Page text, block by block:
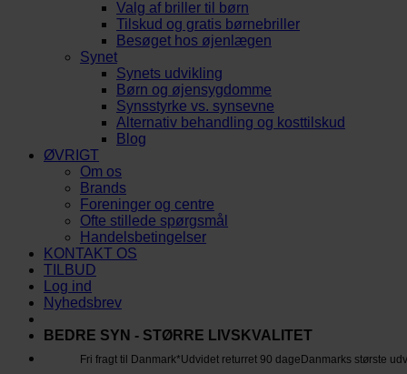
Valg af briller til børn
Tilskud og gratis børnebriller
Besøget hos øjenlægen
Synet
Synets udvikling
Børn og øjensygdomme
Synsstyrke vs. synsevne
Alternativ behandling og kosttilskud
Blog
ØVRIGT
Om os
Brands
Foreninger og centre
Ofte stillede spørgsmål
Handelsbetingelser
KONTAKT OS
TILBUD
Log ind
Nyhedsbrev
BEDRE SYN - STØRRE LIVSKVALITET
Fri fragt til Danmark*Udvidet returret 90 dage Danmarks største